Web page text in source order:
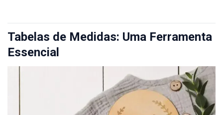
Tabelas de Medidas: Uma Ferramenta
Essencial